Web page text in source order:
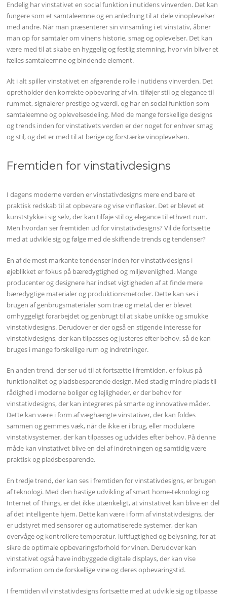
Endelig har vinstativet en social funktion i nutidens vinverden. Det kan
fungere som et samtaleemne og en anledning til at dele vinoplevelser
med andre. Når man præsenterer sin vinsamling i et vinstativ, åbner
man op for samtaler om vinens historie, smag og oplevelser. Det kan
være med til at skabe en hyggelig og festlig stemning, hvor vin bliver et
fælles samtaleemne og bindende element.
Alt i alt spiller vinstativet en afgørende rolle i nutidens vinverden. Det
opretholder den korrekte opbevaring af vin, tilføjer stil og elegance til
rummet, signalerer prestige og værdi, og har en social funktion som
samtaleemne og oplevelsesdeling. Med de mange forskellige designs
og trends inden for vinstativets verden er der noget for enhver smag
og stil, og det er med til at berige og forstærke vinoplevelsen.
Fremtiden for vinstativdesigns
I dagens moderne verden er vinstativdesigns mere end bare et
praktisk redskab til at opbevare og vise vinflasker. Det er blevet et
kunststykke i sig selv, der kan tilføje stil og elegance til ethvert rum.
Men hvordan ser fremtiden ud for vinstativdesigns? Vil de fortsætte
med at udvikle sig og følge med de skiftende trends og tendenser?
En af de mest markante tendenser inden for vinstativdesigns i
øjeblikket er fokus på bæredygtighed og miljøvenlighed. Mange
producenter og designere har indset vigtigheden af at finde mere
bæredygtige materialer og produktionsmetoder. Dette kan ses i
brugen af genbrugsmaterialer som træ og metal, der er blevet
omhyggeligt forarbejdet og genbrugt til at skabe unikke og smukke
vinstativdesigns. Derudover er der også en stigende interesse for
vinstativdesigns, der kan tilpasses og justeres efter behov, så de kan
bruges i mange forskellige rum og indretninger.
En anden trend, der ser ud til at fortsætte i fremtiden, er fokus på
funktionalitet og pladsbesparende design. Med stadig mindre plads til
rådighed i moderne boliger og lejligheder, er der behov for
vinstativdesigns, der kan integreres på smarte og innovative måder.
Dette kan være i form af væghængte vinstativer, der kan foldes
sammen og gemmes væk, når de ikke er i brug, eller modulære
vinstativsystemer, der kan tilpasses og udvides efter behov. På denne
måde kan vinstativet blive en del af indretningen og samtidig være
praktisk og pladsbesparende.
En tredje trend, der kan ses i fremtiden for vinstativdesigns, er brugen
af teknologi. Med den hastige udvikling af smart home-teknologi og
Internet of Things, er det ikke utænkeligt, at vinstativet kan blive en del
af det intelligente hjem. Dette kan være i form af vinstativdesigns, der
er udstyret med sensorer og automatiserede systemer, der kan
overvåge og kontrollere temperatur, luftfugtighed og belysning, for at
sikre de optimale opbevaringsforhold for vinen. Derudover kan
vinstativet også have indbyggede digitale displays, der kan vise
information om de forskellige vine og deres opbevaringstid.
I fremtiden vil vinstativdesigns fortsætte med at udvikle sig og tilpasse